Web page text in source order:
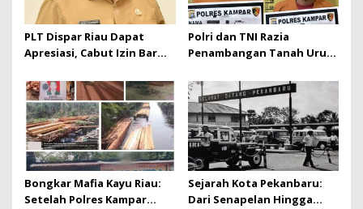
PLT Dispar Riau Dapat
Apresiasi, Cabut Izin Bar
Pro-Rakyat
Polri dan TNI Razia
Penambangan Tanah Urug,
Bongkar Mafia Kayu Riau:
Setelah Polres Kampar
Sejarah Kota Pekanbaru:
Dari Senapelan Hingga